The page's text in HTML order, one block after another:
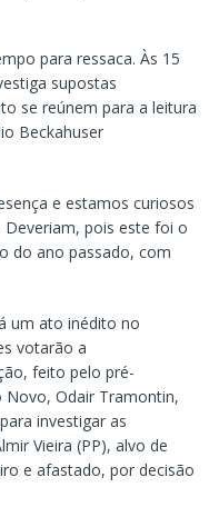
para ressaca. Às 15
supostas
se reúnem para a leitura
Beckahuser
e estamos curiosos
pois este foi o
do ano passado, com
um ato inédito no
votarão a
feito pelo pré-
Novo, Odair Tramontin,
investigar as
Vieira (PP), alvo de
e afastado, por decisão